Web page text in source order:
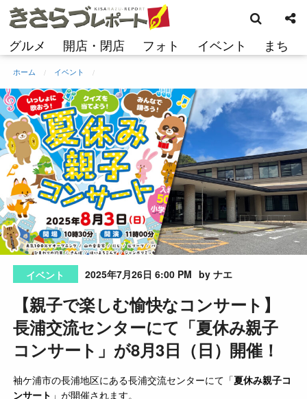
コ
ン
ン
へ
ス
キ
ッ
プ
グルメ 開店・閉店 フォト イベント まち
索
ホーム イベント
イベント 2025年7月26日 6:00 PM by ナエ
【親子で楽しむ愉快なコンサート】
長浦交流センターにて「夏休み親子
コンサート」が8月3日（日）開催！
袖ケ浦市の長浦地区にある長浦交流センターにて「夏休み親子コ
ンサート 」が開催されます。